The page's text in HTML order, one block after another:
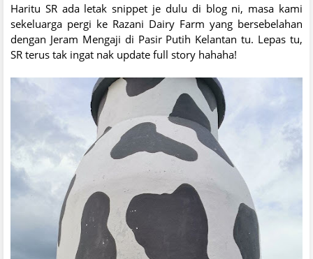
Haritu SR ada letak snippet je dulu di blog ni, masa kami
sekeluarga pergi ke Razani Dairy Farm yang bersebelahan
dengan Jeram Mengaji di Pasir Putih Kelantan tu. Lepas tu,
SR terus tak ingat nak update full story hahaha!